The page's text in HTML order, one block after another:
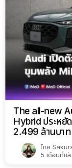
The all-new
Hybrid ประหยั
2.499 ล้านบาท
โดย
5 เดือนที่แล้